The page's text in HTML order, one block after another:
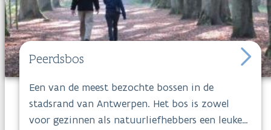
Instagram.
Peerdsbos
Een van de meest bezochte bossen in de
stadsrand van Antwerpen. Het bos is zowel
voor gezinnen als natuurliefhebbers een leuke